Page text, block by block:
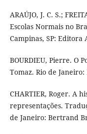
ARAÚJO, J. C. S.;
Escolas Normais no
Campinas, SP: Editora
BOURDIEU, Pierre. O
Tomaz. Rio de Janeiro:
CHARTIER, Roger. A
representações.
de Janeiro: Bertrand